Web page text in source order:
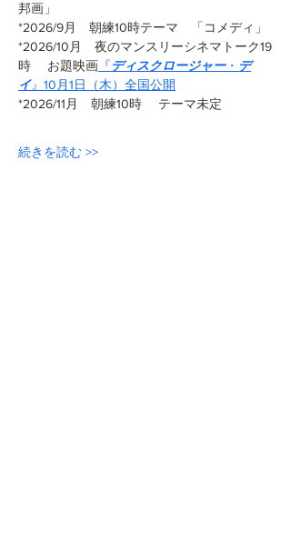
邦画」
*2026/9月　朝練10時テーマ　「コメディ」
*2026/10月　夜のマンスリーシネマトーク19
時 　お題映画 『ディスクロージャー・ デ
イ』10月1日（木）全国公開
*2026/11月　朝練10時　 テーマ未定
続きを読む >>